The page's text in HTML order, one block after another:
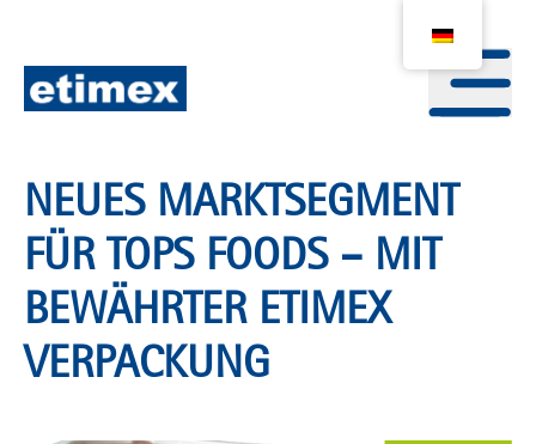
NEUES MARKTSEGMENT
FÜR TOPS FOODS – MIT
BEWÄHRTER ETIMEX
VERPACKUNG